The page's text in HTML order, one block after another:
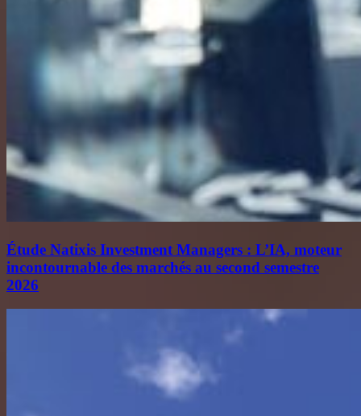
Étude Natixis Investment Managers : L’IA, moteur
incontournable des marchés au second semestre
2026